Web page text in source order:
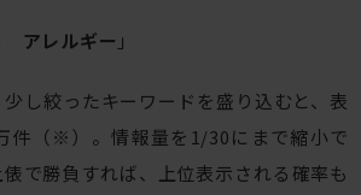
レルギー 」
し絞ったキーワードを盛り込むと、表
件（※）。情報量を1/30にまで縮小で
で勝負すれば、上位表示される確率も